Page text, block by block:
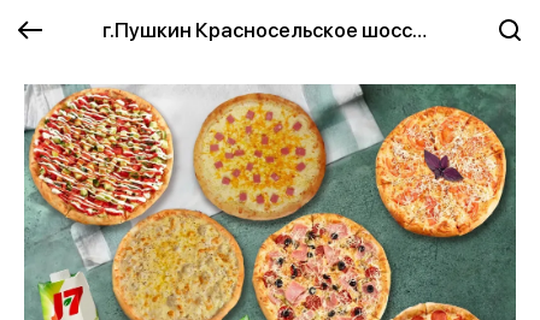
г.Пушкин Красносельское шоссе 2